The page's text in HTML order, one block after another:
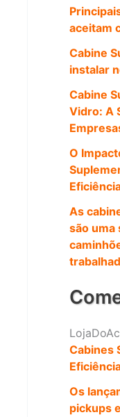
u
i
s
a
r
p
r
:
aceitam
Cabine
instalar
Cabine
Vidro: A
O
As
são uma
Cabines
Os
pickups